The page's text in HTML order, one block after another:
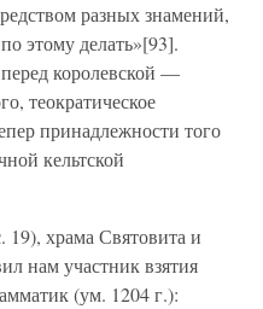
разных знамений,
этому делать»[93].
королевской —
теократическое
принадлежности того
кельтской
храма Святовита и
нам участник взятия
(ум. 1204 г.):